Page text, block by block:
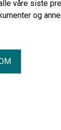
våre siste
og